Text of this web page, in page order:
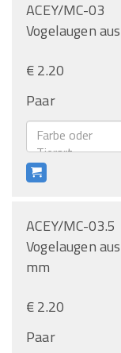
ACEY/MC-03
Vogelaugen
€ 2.20
Paar
ACEY/MC-03.5
Vogelaugen
mm
€ 2.20
Paar